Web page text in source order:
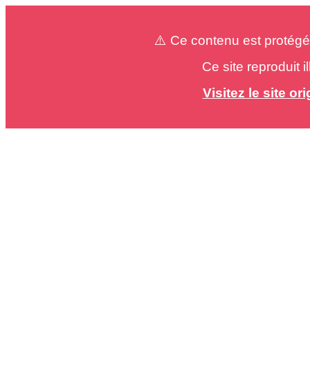
⚠️ Ce contenu est
Ce site reproduit
Visitez le site